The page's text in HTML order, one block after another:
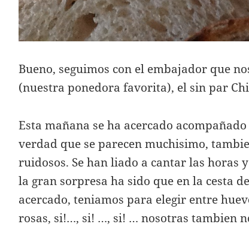
Bueno, seguimos con el embajador que
(nuestra ponedora favorita), el sin par
Esta mañana se ha acercado
verdad que se parecen muchisimo,
ruidosos. Se han liado a cantar las horas
la gran sorpresa ha sido que en la cesta
acercado, teniamos para elegir entre
rosas, si!…, si! …, si! … nosotras tambien